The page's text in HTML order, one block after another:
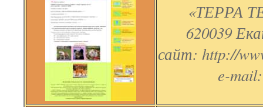
«ТЕРРА
620039
сайт: http://
e-